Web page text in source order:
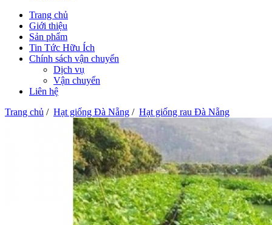
Trang chủ
Giới thiệu
Sản phẩm
Tin Tức Hữu Ích
Chính sách vận chuyển
Dịch vụ
Vận chuyển
Liên hệ
Trang chủ / Hạt giống Đà Nẵng / Hạt giống rau Đà Nẵng